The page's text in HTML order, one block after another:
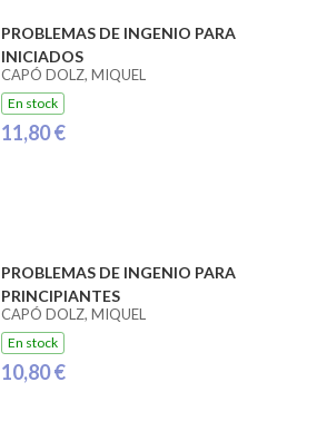
PROBLEMAS DE INGENIO PARA
INICIADOS
CAPÓ DOLZ, MIQUEL
En stock
11,80 €
PROBLEMAS DE INGENIO PARA
PRINCIPIANTES
CAPÓ DOLZ, MIQUEL
En stock
10,80 €